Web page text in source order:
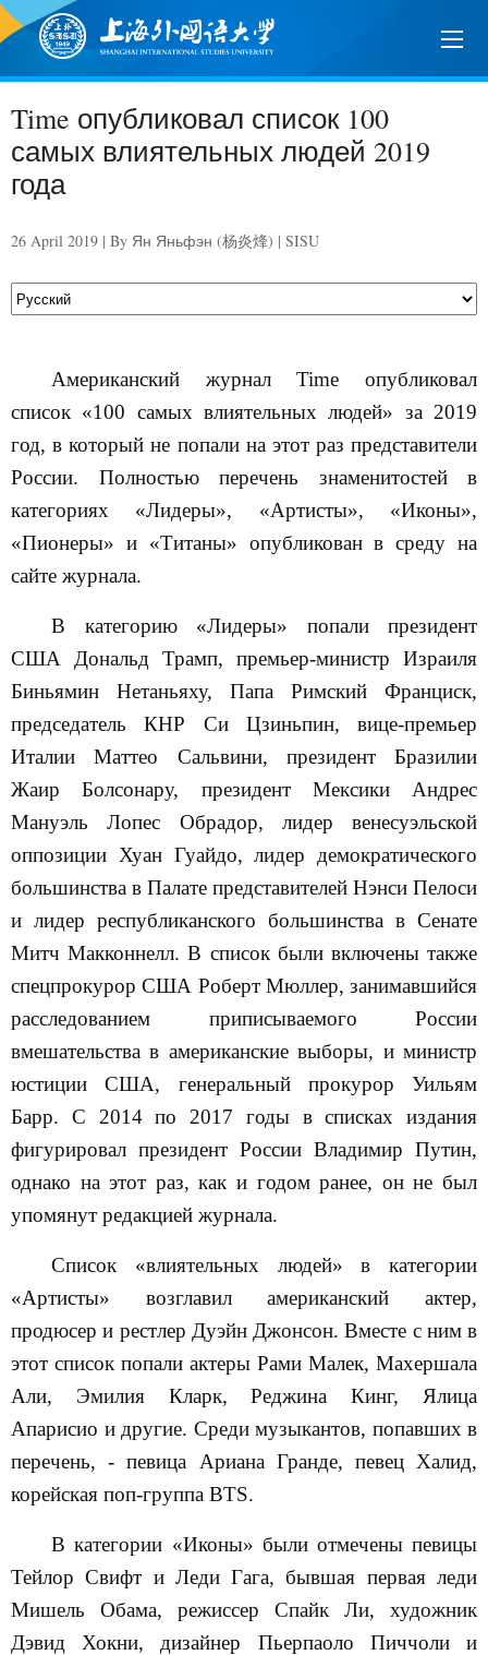
Time опубликовал список 100
самых влиятельных людей 2019
года
26 April 2019 | By Ян Яньфэн (杨炎烽) | SISU
Американский журналTime опубликовал
список «100 самых влиятельных людей» за 2019
год, в который не попали на этот раз представители
России. Полностью перечень знаменитостей в
категориях «Лидеры», «Артисты», «Иконы»,
«Пионеры» и «Титаны» опубликован в среду на
сайте журнала.
В категорию «Лидеры» попали президент
США Дональд Трамп, премьер-министр Израиля
Биньямин Нетаньяху, Папа Римский Франциск,
председатель КНР Си Цзиньпин, вице-премьер
Италии Маттео Сальвини, президент Бразилии
Жаир Болсонару, президент Мексики Андрес
Мануэль Лопес Обрадор, лидер венесуэльской
оппозиции Хуан Гуайдо, лидер демократического
большинства в Палате представителей Нэнси Пелоси
и лидер республиканского большинства в Сенате
Митч Макконнелл. В список были включены также
спецпрокурор США Роберт Мюллер, занимавшийся
расследованием приписываемого России
вмешательства в американские выборы, и министр
юстиции США, генеральный прокурор Уильям
Барр. С 2014 по 2017 годы в списках издания
фигурировал президент России Владимир Путин,
однако на этот раз, как и годом ранее, он не был
упомянут редакцией журнала.
Список «влиятельных людей» в категории
«Артисты» возглавил американский актер,
продюсер и рестлер Дуэйн Джонсон. Вместе с ним в
этот список попали актеры Рами Малек, Махершала
Али, Эмилия Кларк, Реджина Кинг, Ялица
Апарисио и другие. Среди музыкантов, попавших в
перечень, - певица Ариана Гранде, певец Халид,
корейская поп-группа BTS.
В категории «Иконы» были отмечены певицы
Тейлор Свифт и Леди Гага, бывшая первая леди
Мишель Обама, режиссер Спайк Ли, художник
Дэвид Хокни, дизайнер Пьерпаоло Пиччоли и